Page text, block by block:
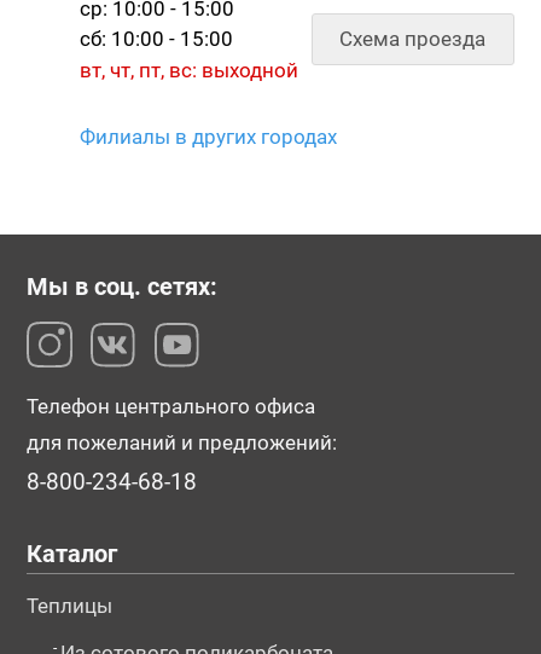
ср: 10:00 - 15:00
сб: 10:00 - 15:00
вт, чт, пт, вс: выходной
Схема проезда
Филиалы в других городах
Мы в соц. сетях:
Телефон центрального офиса
для пожеланий и предложений:
8-800-234-68-18
Каталог
Теплицы
-